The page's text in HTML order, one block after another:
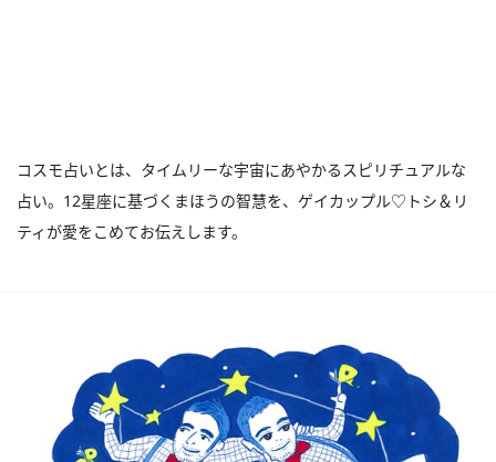
コスモ占いとは、タイムリーな宇宙にあやかるスピリチュアルな
占い。12星座に基づくまほうの智慧を、ゲイカップル♡トシ＆リ
ティが愛をこめてお伝えします。